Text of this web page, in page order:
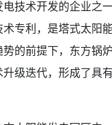
技术开发的企业之
专利，是塔式太阳
的前提下，东方锅
级迭代，形成了具